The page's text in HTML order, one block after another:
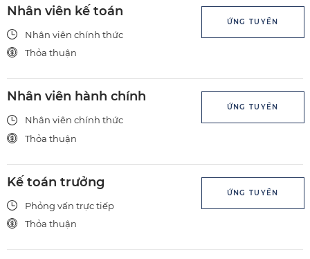
Nhân viên kế toán
Nhân viên chính thức
Thỏa thuận
ỨNG TUYỂN
Nhân viên hành chính
Nhân viên chính thức
Thỏa thuận
ỨNG TUYỂN
Kế toán trưởng
Phỏng vấn trực tiếp
Thỏa thuận
ỨNG TUYỂN